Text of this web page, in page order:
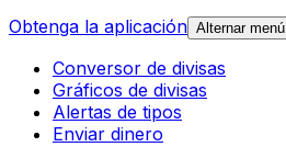
Obtenga la aplicación Alternar menú
Conversor de divisas
Gráficos de divisas
Alertas de tipos
Enviar dinero